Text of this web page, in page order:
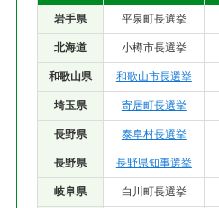
岩手県 平泉町長選挙
北海道 小樽市長選挙
和歌山県 和歌山市長選挙
埼玉県 寄居町長選挙
長野県 泰阜村長選挙
長野県 長野県知事選挙
岐阜県 白川町長選挙